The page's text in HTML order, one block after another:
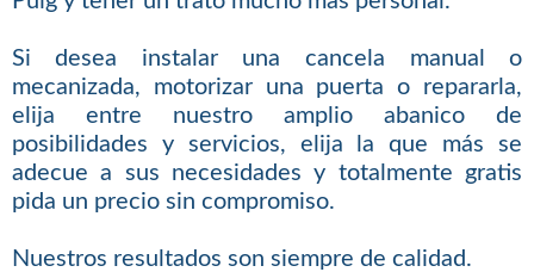
Si desea instalar una cancela manual o
mecanizada, motorizar una puerta o repararla,
elija entre nuestro amplio abanico de
posibilidades y servicios, elija la que más se
adecue a sus necesidades y totalmente gratis
pida un precio sin compromiso.
Nuestros resultados son siempre de calidad.